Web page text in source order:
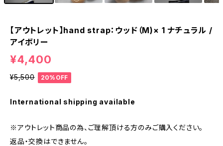
【アウトレット】hand strap：ウッド（M)× 1 ナチュラル /
アイボリー
¥4,400
¥5,500 20%OFF
International shipping available
※アウトレット商品の為、ご理解頂ける方のみご購入ください。
返品・交換はできません。